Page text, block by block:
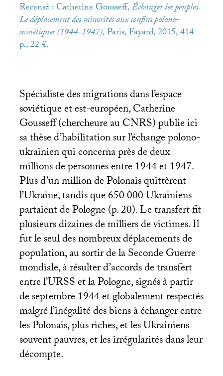
Recensé : Catherine Gousseff,Échanger les peuples.
Le déplacement des minorités aux confins polono-
soviétiques (1944-1947), Paris, Fayard, 2015, 414
p., 22 €.
Spécialiste des migrations dans l’espace
soviétique et est-européen, Catherine
Gousseff (chercheure auCNRS) publie ici
sa thèse d’habilitation sur l’échange polono-
ukrainien qui concerna près de deux
millions de personnes entre 1944 et 1947.
Plus d’un million de Polonais quittèrent
l’Ukraine, tandis que 650 000 Ukrainiens
partaient de Pologne (p. 20). Le transfert fit
plusieurs dizaines de milliers de victimes. Il
fut le seul des nombreux déplacements de
population, au sortir de la Seconde Guerre
mondiale, à résulter d’accords de transfert
entre l’URSSet la Pologne, signés à partir
de septembre 1944 et globalement respectés
malgré l’inégalité des biens à échanger entre
les Polonais, plus riches, et les Ukrainiens
souvent pauvres, et les irrégularités dans leur
décompte.